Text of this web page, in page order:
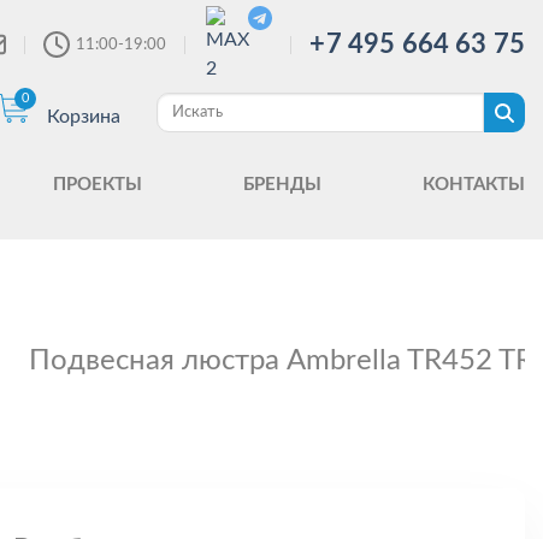
11:00-19:00 +7 495 664 63 75
0
Корзина
ПРОЕКТЫ БРЕНДЫ КОНТАКТЫ
Подвесная люстра Ambrella TR452